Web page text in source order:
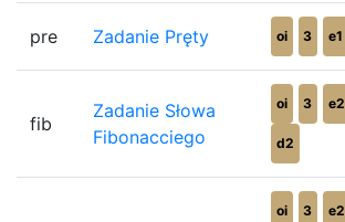
pre Zadanie Pręty oi 3 e1
fib
Zadanie Słowa
Fibonacciego
oi 3 e2
d2
oi 3 e2